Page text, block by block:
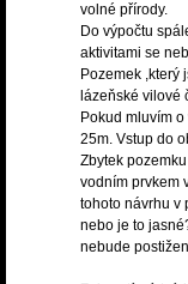
volné přírody.
Do výpočtu
aktivitami se
Pozemek ,který
lázeňské vilové
Pokud mluvím
25m. Vstup do
Zbytek
vodním prvkem
tohoto návrhu v
nebo je to
nebude